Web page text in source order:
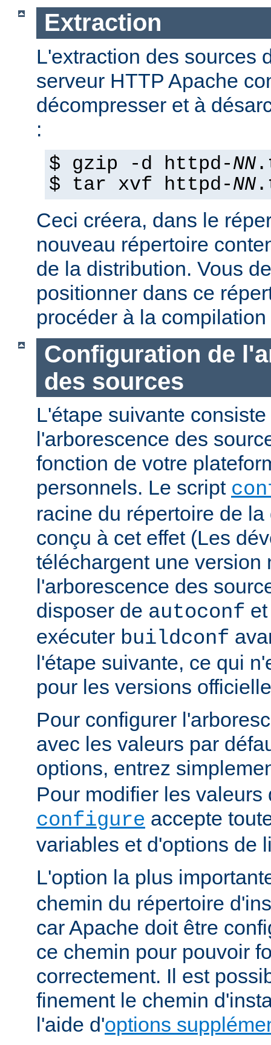
Extraction
L'extraction des sources
serveur HTTP Apache
décompresser et à
:
$ gzip -d httpd-NN
$ tar xvf httpd-NN
Ceci créera, dans le
nouveau répertoire
de la distribution. Vous
positionner dans ce
procéder à la
Configuration de
des sources
L'étape suivante
l'arborescence des
fonction de votre
personnels. Le script
racine du répertoire de
conçu à cet effet (Les
téléchargent une version
l'arborescence des
disposer de autoconf
exécuter buildconf
l'étape suivante, ce qui
pour les versions
Pour configurer
avec les valeurs par
options, entrez
Pour modifier les valeurs
configure accepte
variables et d'options de
L'option la plus
chemin du répertoire
car Apache doit être
ce chemin pour pouvoir
correctement. Il est
finement le chemin
l'aide d'options